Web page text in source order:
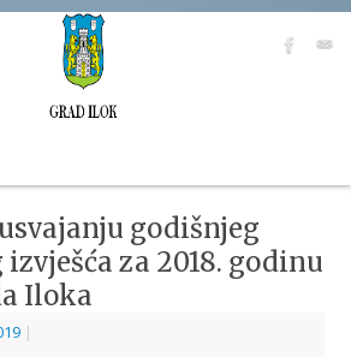
godišnjeg
za 2018. godinu
Iloka
|